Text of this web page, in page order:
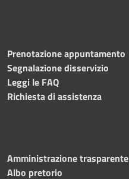
Prenotazione appuntamento
Segnalazione disservizio
Leggi le FAQ
Richiesta di assistenza
Amministrazione trasparente
Albo pretorio